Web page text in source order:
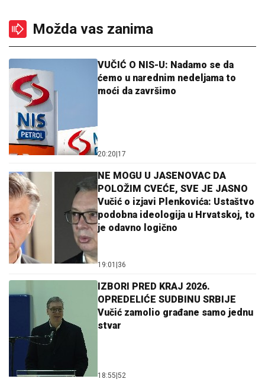
Možda vas zanima
VUČIĆ O NIS-U: Nadamo se da
ćemo u narednim nedeljama to
moći da završimo
20:20 17
NE MOGU U JASENOVAC DA
POLOŽIM CVEĆE, SVE JE JASNO
Vučić o izjavi Plenkovića: Ustaštvo
podobna ideologija u Hrvatskoj, to
je odavno logično
19:01 36
IZBORI PRED KRAJ 2026.
OPREDELIĆE SUDBINU SRBIJE
Vučić zamolio građane samo jednu
stvar
18:55 52